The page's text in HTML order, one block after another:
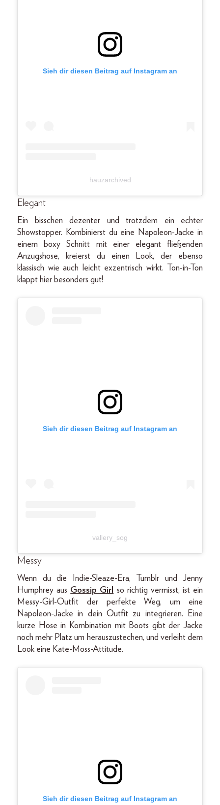
Sieh dir diesen Beitrag auf Instagram an
hauzarchived
Elegant
Ein bisschen dezenter und trotzdem ein echter
Showstopper. Kombinierst du eine Napoleon-Jacke in
einem boxy Schnitt mit einer elegant fließenden
Anzugshose, kreierst du einen Look, der ebenso
klassisch wie auch leicht exzentrisch wirkt. Ton-in-Ton
klappt hier besonders gut!
Sieh dir diesen Beitrag auf Instagram an
vallery_sog
Messy
Wenn du die Indie-Sleaze-Era, Tumblr und Jenny
Humphrey aus Gossip Girl
so richtig vermisst, ist ein
Messy-Girl-Outfit der perfekte Weg, um eine
Napoleon-Jacke in dein Outfit zu integrieren. Eine
kurze Hose in Kombination mit Boots gibt der Jacke
noch mehr Platz um herauszustechen, und verleiht dem
Look eine Kate-Moss-Attitude.
Sieh dir diesen Beitrag auf Instagram an